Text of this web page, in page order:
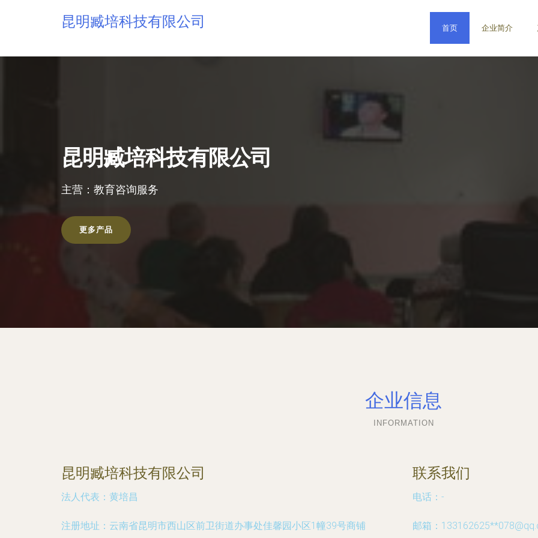
昆明臧培科技有限公司 首页 企业简介
昆明臧培科技有限公司
主营：教育咨询服务
更多产品
企业信息
INFORMATION
昆明臧培科技有限公司
法人代表： 黄培昌
注册地址： 云南省昆明市西山区前卫街道办事处佳馨园小区1幢39号商铺
联系我们
电话：-
邮箱：133162625**